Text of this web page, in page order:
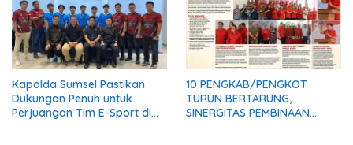
Kapolda Sumsel Pastikan
Dukungan Penuh untuk
Perjuangan Tim E-Sport di
10 PENGKAB/PENGKOT
TURUN BERTARUNG,
SINERGITAS PEMBINAAN